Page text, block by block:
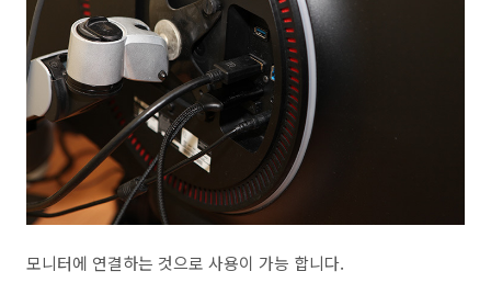
모니터에 연결하는 것으로 사용이 가능 합니다.